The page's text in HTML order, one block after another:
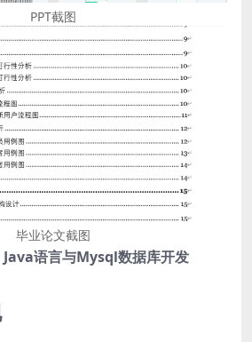
PPT截图
毕业论文截图
语言与Mysql数据库开发